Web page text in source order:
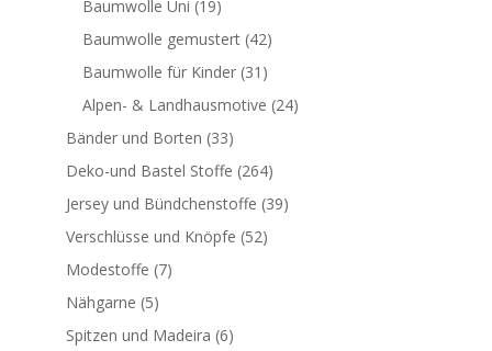
Baumwolle Uni (19)
Baumwolle gemustert (42)
Baumwolle für Kinder (31)
Alpen- & Landhausmotive (24)
Bänder und Borten (33)
Deko-und Bastel Stoffe (264)
Jersey und Bündchenstoffe (39)
Verschlüsse und Knöpfe (52)
Modestoffe (7)
Nähgarne (5)
Spitzen und Madeira (6)